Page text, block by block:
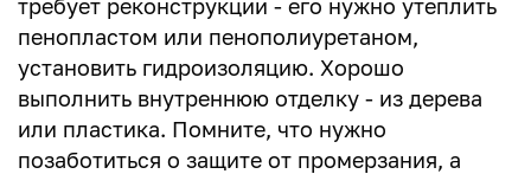
требует реконструкции - его нужно утеплить
пенопластом или пенополиуретаном,
установить гидроизоляцию. Хорошо
выполнить внутреннюю отделку - из дерева
или пластика. Помните, что нужно
позаботиться о защите от промерзания, а